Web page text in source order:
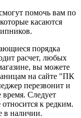
помочь вам по
касаются
порядка
расчет, любых
вы можете
на сайте "ПК
перезвонит и
время. Следует
к редким.
в наличии.